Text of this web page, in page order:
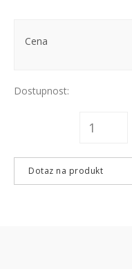
Cena
Dostupnost:
Dotaz na produkt